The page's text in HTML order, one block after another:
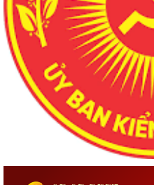
1958/UBND-KT
Niêm yết công khai báo cáo
Thời gian đăng: 07/04/2026
lượt xem: 157 | lượt tải:150
số 46/QĐ-UBND
QUYẾT ĐỊNH THU HỒI ĐẤT
Thời gian đăng: 22/01/2026